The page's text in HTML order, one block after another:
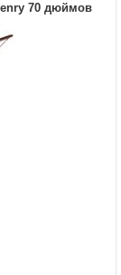
70 дюймов